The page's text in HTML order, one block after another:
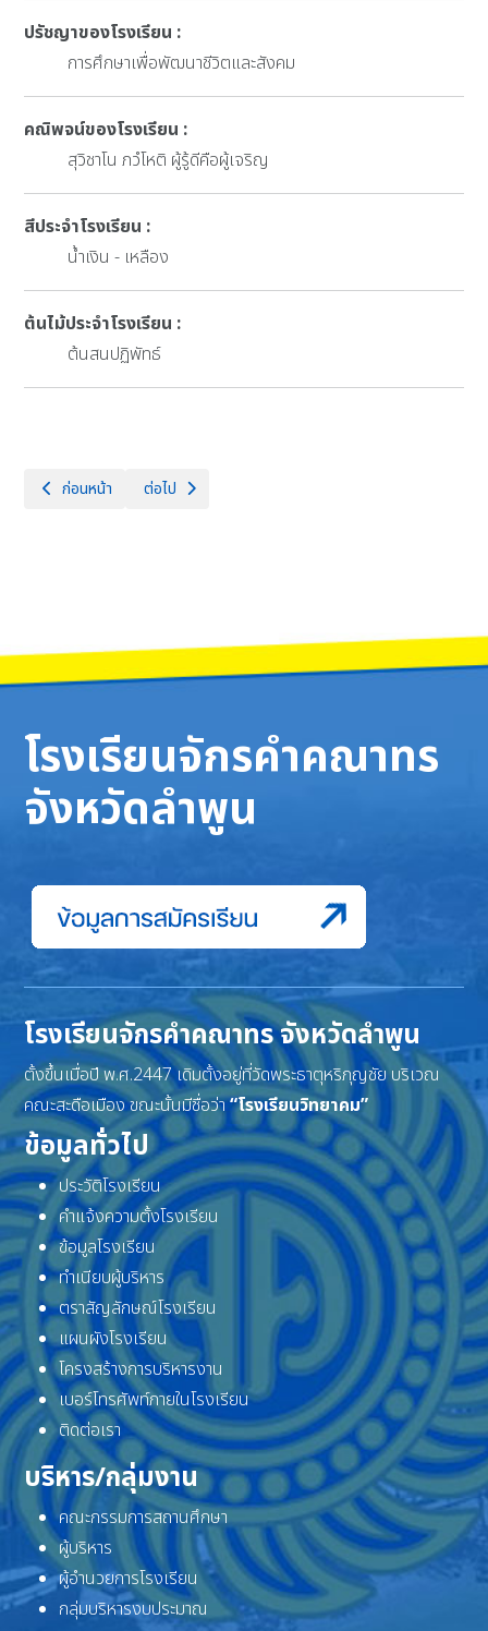
ปรัชญาของโรงเรียน :
การศึกษาเพื่อพัฒนาชีวิตและสังคม
คณิพจน์ของโรงเรียน :
สุวิชาโน ภวํโหติ ผู้รู้ดีคือผู้เจริญ
สีประจำโรงเรียน :
น้ำเงิน - เหลือง
ต้นไม้ประจำโรงเรียน :
ต้นสนปฏิพัทธ์
เนื้อหาก่อนหน้า: ทำเนียบผู้บริหาร
ก่อนหน้า เนื้อหาถัดไป: แผนผังโรงเรียน
ต่อไป
โรงเรียนจักรคำคณาทร
จังหวัดลำพูน
โรงเรียนจักรคำคณาทร จังหวัดลำพูน
ตั้งขึ้นเมื่อปี พ.ศ.2447 เดิมตั้งอยู่ที่วัดพระธาตุหริภุญชัย บริเวณ
คณะสะดือเมือง ขณะนั้นมีชื่อว่า“โรงเรียนวิทยาคม”
ข้อมูลทั่วไป
ประวัติโรงเรียน
คำแจ้งความตั้งโรงเรียน
ข้อมูลโรงเรียน
ทำเนียบผู้บริหาร
ตราสัญลักษณ์โรงเรียน
แผนผังโรงเรียน
โครงสร้างการบริหารงาน
เบอร์โทรศัพท์ภายในโรงเรียน
ติดต่อเรา
บริหาร/กลุ่มงาน
คณะกรรมการสถานศึกษา
ผู้บริหาร
ผู้อำนวยการโรงเรียน
กลุ่มบริหารงบประมาณ